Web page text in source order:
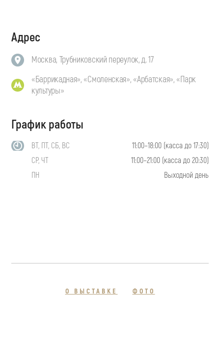
Адрес
Москва, Трубниковский переулок, д. 17
«Баррикадная», «Смоленская», «Арбатская», «Парк
культуры»
График работы
ВТ, ПТ, СБ, ВС
11:00–18:00 (касса до 17:30)
СР, ЧТ
11:00–21:00 (касса до 20:30)
ПН
Выходной день
О ВЫСТАВКЕ ФОТО